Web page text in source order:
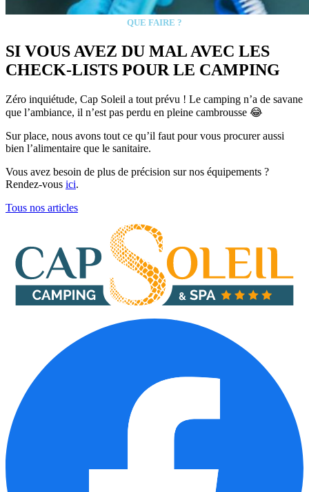
QUE FAIRE ?
SI VOUS AVEZ DU MAL AVEC LES
CHECK-LISTS POUR LE CAMPING
Zéro inquiétude, Cap Soleil a tout prévu ! Le camping n’a de savane
que l’ambiance, il n’est pas perdu en pleine cambrousse 😂
Sur place, nous avons tout ce qu’il faut pour vous procurer aussi
bien l’alimentaire que le sanitaire.
Vous avez besoin de plus de précision sur nos équipements ?
Rendez-vous ici.
Tous nos articles